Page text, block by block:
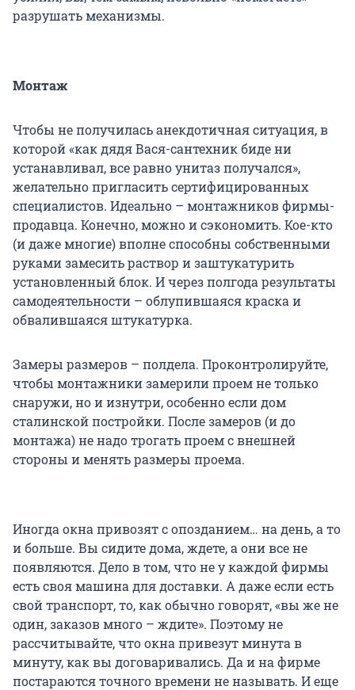
разрушать механизмы.
Монтаж
Чтобы не получилась анекдотичная ситуация, в
которой «как дядя Вася-сантехник биде ни
устанавливал, все равно унитаз получался»,
желательно пригласить сертифицированных
специалистов. Идеально – монтажников фирмы-
продавца. Конечно, можно и сэкономить. Кое-кто
(и даже многие) вполне способны собственными
руками замесить раствор и заштукатурить
установленный блок. И через полгода результаты
самодеятельности – облупившаяся краска и
обвалившаяся штукатурка.
Замеры размеров – полдела. Проконтролируйте,
чтобы монтажники замерили проем не только
снаружи, но и изнутри, особенно если дом
сталинской постройки. После замеров (и до
монтажа) не надо трогать проем с внешней
стороны и менять размеры проема.
Иногда окна привозят с опозданием… на день, а то
и больше. Вы сидите дома, ждете, а они все не
появляются. Дело в том, что не у каждой фирмы
есть своя машина для доставки. А даже если есть
свой транспорт, то, как обычно говорят, «вы же не
один, заказов много – ждите». Поэтому не
рассчитывайте, что окна привезут минута в
минуту, как вы договаривались. Да и на фирме
постараются точного времени не называть. И еще